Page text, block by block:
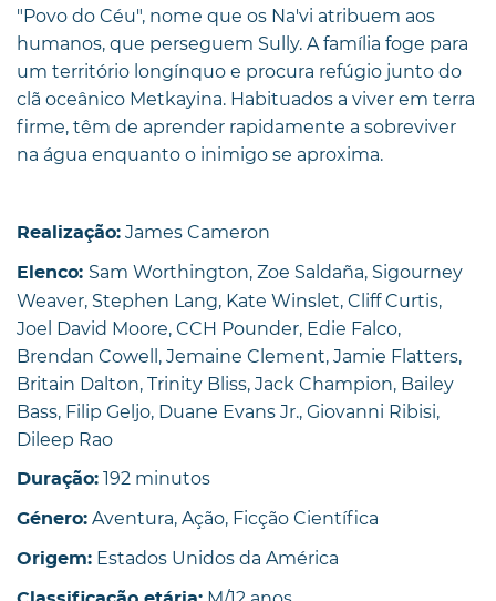
"Povo do Céu", nome que os Na'vi atribuem aos
humanos, que perseguem Sully. A família foge para
um território longínquo e procura refúgio junto do
clã oceânico Metkayina. Habituados a viver em terra
firme, têm de aprender rapidamente a sobreviver
na água enquanto o inimigo se aproxima.
Realização: James Cameron
Elenco: Sam Worthington, Zoe Saldaña, Sigourney
Weaver, Stephen Lang, Kate Winslet, Cliff Curtis,
Joel David Moore, CCH Pounder, Edie Falco,
Brendan Cowell, Jemaine Clement, Jamie Flatters,
Britain Dalton, Trinity Bliss, Jack Champion, Bailey
Bass, Filip Geljo, Duane Evans Jr., Giovanni Ribisi,
Dileep Rao
Duração: 192 minutos
Género: Aventura, Ação, Ficção Científica
Origem: Estados Unidos da América